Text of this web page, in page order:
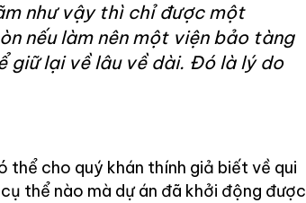
như vậy thì chỉ được một
nếu làm nên một viện bảo tàng
giữ lại về lâu về dài. Đó là lý do
thể cho quý khán thính giả biết về qui
thể nào mà dự án đã khởi động được